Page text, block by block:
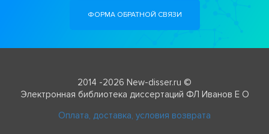
ФОРМА ОБРАТНОЙ СВЯЗИ
2014 -2026 New-disser.ru ©
Электронная библиотека диссертаций ФЛ Иванов Е О
Оплата, доставка, условия возврата